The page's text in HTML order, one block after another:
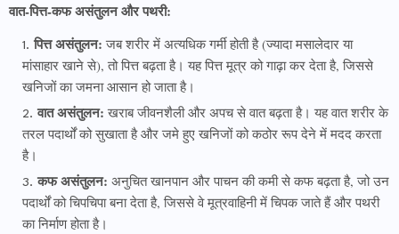
वात-पित्त-कफ असंतुलन और पथरी:
पित्त असंतुलन: जब शरीर में अत्यधिक गर्मी होती है (ज्यादा मसालेदार या
मांसाहार खाने से), तो पित्त बढ़ता है। यह पित्त मूत्र को गाढ़ा कर देता है, जिससे
खनिजों का जमना आसान हो जाता है।
वात असंतुलन: खराब जीवनशैली और अपच से वात बढ़ता है। यह वात शरीर के
तरल पदार्थों को सुखाता है और जमे हुए खनिजों को कठोर रूप देने में मदद करता
है।
कफ असंतुलन: अनुचित खानपान और पाचन की कमी से कफ बढ़ता है, जो उन
पदार्थों को चिपचिपा बना देता है, जिससे वे मूत्रवाहिनी में चिपक जाते हैं और पथरी
का निर्माण होता है।